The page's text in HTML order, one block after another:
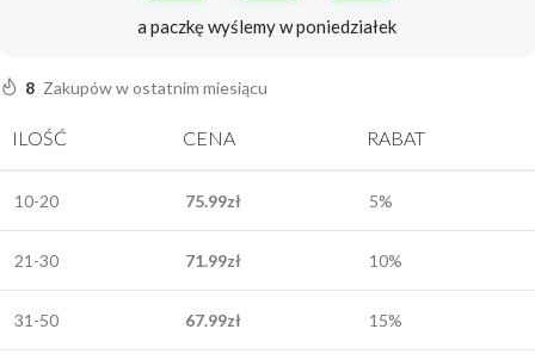
a paczkę wyślemyw poniedziałek
8 Zakupów w ostatnim miesiącu
ILOŚĆ CENA RABAT
10-20 75.99zł 5%
21-30 71.99zł 10%
31-50 67.99zł 15%